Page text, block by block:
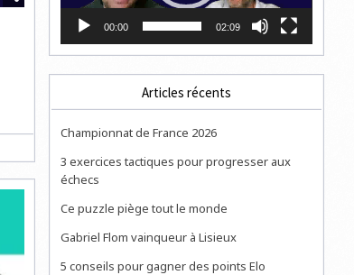
00:00 02:09
Articles récents
Championnat de France 2026
3 exercices tactiques pour progresser aux
échecs
Ce puzzle piège tout le monde
Gabriel Flom vainqueur à Lisieux
5 conseils pour gagner des points Elo